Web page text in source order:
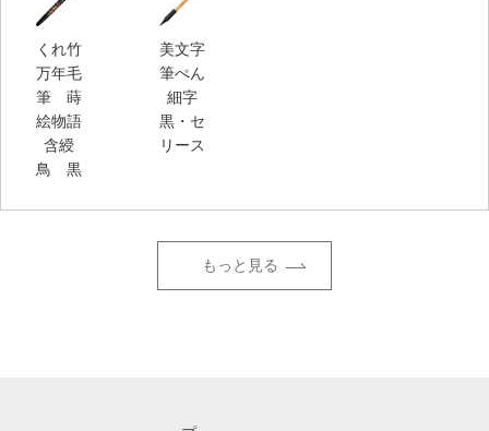
くれ竹
万年毛
筆 蒔
絵物語
含綬
鳥 黒
美文字
筆ぺん
細字
黒・セ
リース
もっと見る